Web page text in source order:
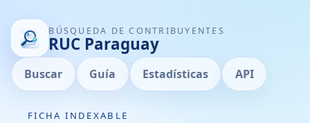
BÚSQUEDA DE CONTRIBUYENTES
RUC Paraguay
Buscar Guía Estadísticas API
FICHA INDEXABLE